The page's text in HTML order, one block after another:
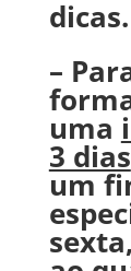
dicas.
–
uma
3 dias
um